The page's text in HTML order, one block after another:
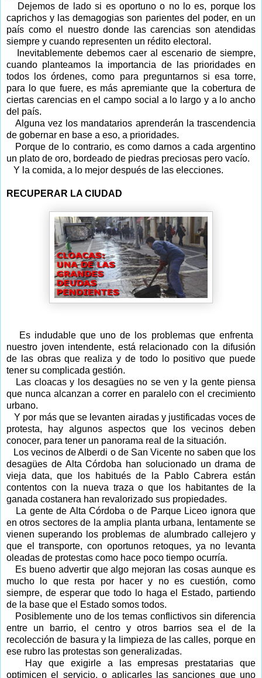
Dejemos de lado si es oportuno o no lo es, porque los
caprichos y las demagogias son parientes del poder, en un
país como el nuestro donde las carencias son atendidas
siempre y cuando representen un rédito electoral.
Inevitablemente debemos caer al escenario de siempre,
cuando planteamos la importancia de las prioridades en
todos los órdenes, como para preguntarnos si esa torre,
para lo que fuere, es más apremiante que la cobertura de
ciertas carencias en el campo social a lo largo y a lo ancho
del país.
Alguna vez los mandatarios aprenderán la trascendencia
de gobernar en base a eso, a prioridades.
Porque de lo contrario, es como darnos a cada argentino
un plato de oro, bordeado de piedras preciosas pero vacío.
Y la comida, a lo mejor después de las elecciones.
RECUPERAR LA CIUDAD
Es indudable que uno de los problemas que enfrenta
nuestro joven intendente, está relacionado con la difusión
de las obras que realiza y de todo lo positivo que puede
tener su complicada gestión.
Las cloacas y los desagües no se ven y la gente piensa
que nunca alcanzan a correr en paralelo con el crecimiento
urbano.
Y por más que se levanten airadas y justificadas voces de
protesta, hay algunos aspectos que los vecinos deben
conocer, para tener un panorama real de la situación.
Los vecinos de Alberdi o de San Vicente no saben que los
desagües de Alta Córdoba han solucionado un drama de
vieja data, que los habitués de la Pablo Cabrera están
contentos con la nueva traza o que los habitantes de la
ganada costanera han revalorizado sus propiedades.
La gente de Alta Córdoba o de Parque Liceo ignora que
en otros sectores de la amplia planta urbana, lentamente se
vienen superando los problemas de alumbrado callejero y
que el transporte, con oportunos retoques, ya no levanta
oleadas de protestas como hace poco tiempo ocurría.
Es bueno advertir que algo mejoran las cosas aunque es
mucho lo que resta por hacer y no es cuestión, como
siempre, de esperar que todo lo haga el Estado, partiendo
de la base que el Estado somos todos.
Posiblemente uno de los temas conflictivos sin diferencia
entre un barrio, el centro y otros barrios sea el de la
recolección de basura y la limpieza de las calles, porque en
ese rubro las protestas son generalizadas.
Hay que exigirle a las empresas prestatarias que
optimicen el servicio, o aplicarles las sanciones que uno